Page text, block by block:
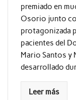
premiado en
Osorio junto
protagonizada
pacientes del
Mario Santos y
desarrollado
Leer más